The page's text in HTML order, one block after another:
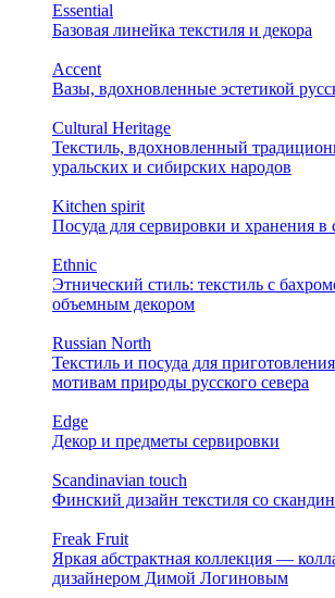
Essential
Базовая линейка текстиля и декора
Accent
Вазы, вдохновленные эстетикой
Cultural Heritage
Текстиль, вдохновленный
уральских и сибирских народов
Kitchen spirit
Посуда для сервировки и хранения в
Ethnic
Этнический стиль: текстиль с
объемным декором
Russian North
Текстиль и посуда для
мотивам природы русского севера
Edge
Декор и предметы сервировки
Scandinavian touch
Финский дизайн текстиля со
Freak Fruit
Яркая абстрактная коллекция —
дизайнером Димой Логиновым